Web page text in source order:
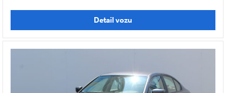
Detail vozu